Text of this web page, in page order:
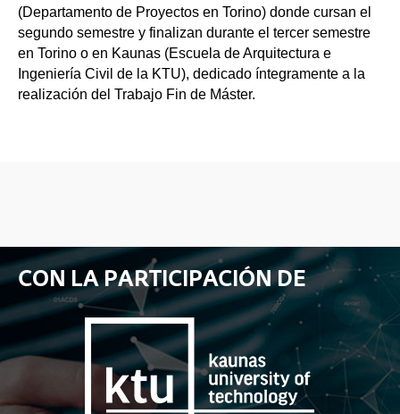
(Departamento de Proyectos en Torino) donde cursan el
segundo semestre y finalizan durante el tercer semestre
en Torino o en Kaunas (Escuela de Arquitectura e
Ingeniería Civil de la KTU), dedicado íntegramente a la
realización del Trabajo Fin de Máster.
CON LA PARTICIPACIÓN DE